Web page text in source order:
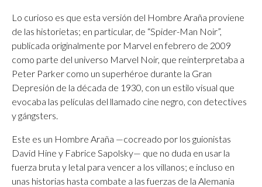
Lo curioso es que esta versión del Hombre Araña proviene
de las historietas; en particular, de “Spider-Man Noir”,
publicada originalmente por Marvel en febrero de 2009
como parte del universo Marvel Noir, que reinterpretaba a
Peter Parker como un superhéroe durante la Gran
Depresión de la década de 1930, con un estilo visual que
evocaba las películas del llamado cine negro, con detectives
y gángsters.
Este es un Hombre Araña —cocreado por los guionistas
David Hine y Fabrice Sapolsky— que no duda en usar la
fuerza bruta y letal para vencer a los villanos; e incluso en
unas historias hasta combate a las fuerzas de la Alemania